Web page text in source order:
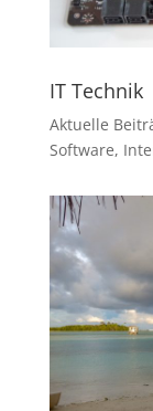
IT Technik
Aktuelle
Software,